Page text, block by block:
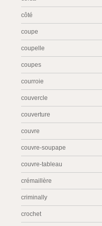
côté
coupe
coupelle
coupes
courroie
couvercle
couverture
couvre
couvre-soupape
couvre-tableau
crémaillère
criminally
crochet